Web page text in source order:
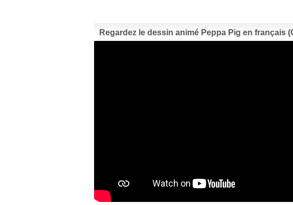
Regardez le dessin animé Peppa Pig en français